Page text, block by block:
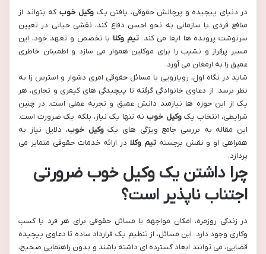
در دنیای پیچیده و پرچالش حقوقی، یافتن یک وکیل خوب که بتواند از
منافع فردی یا سازمانی به نحو احسن دفاع کند، نقشی حیاتی در تعیین
سرنوشت پرونده ها ایفا می کند.تیم وکلابا تخصص و تعهد خود، این
مسیر پرفراز و نشیب را برای موکلین هموار می سازد و اطمینان خاطری
عمیق را به ارمغان می آورد.
شاید در نگاه اول، رویارویی با مسائل حقوقی امری دشوار و استرس زا به
نظر برسد. از دعاوی خانوادگی گرفته تا پیچیدگی های کیفری و تجاری، هر
یک از این حوزه ها نیازمند دانش عمیق و تجربه عملی است. در چنین
شرایطی، انتخاب یکوکیل خوبنه تنها یک نیاز، بلکه یک ضرورت است.
این مقاله به بررسی جامع ویژگی های یکوکیل خوب، دلایل نیاز به
همراهی او و نقش برجستهتیم وکلا در ارائه خدمات حقوقی متمایز می
پردازد.
چرا داشتن یکوکیل خوب ضرورتی
اجتناب ناپذیر است؟
در زندگی روزمره، امکان مواجهه با مسائل حقوقی برای هر فرد یا کسب
وکاری وجود دارد. این مسائل، از تنظیم یک قرارداد ساده تا دعاوی پیچیده
قضایی، می توانند ابعاد گسترده ای داشته باشند و بدون راهنمایی صحیح،